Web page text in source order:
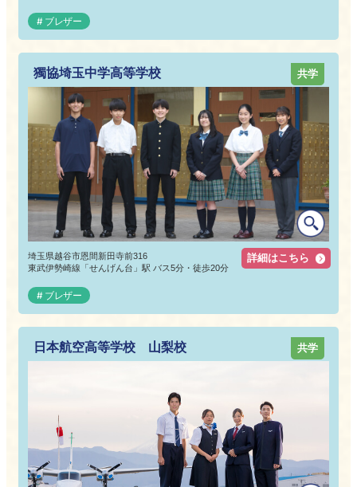
ブレザー
獨協埼玉中学高等学校
埼玉県越谷市恩間新田寺前316
東武伊勢崎線「せんげん台」駅 バス5分・徒歩20分
ブレザー
共学
詳細はこちら
日本航空高等学校 山梨校 共学